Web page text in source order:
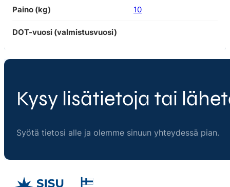
Paino (kg) 10
DOT-vuosi (valmistusvuosi)
Kysy lisätietoja tai
Syötä tietosi alle ja olemme sinuun yhteydessä pian.